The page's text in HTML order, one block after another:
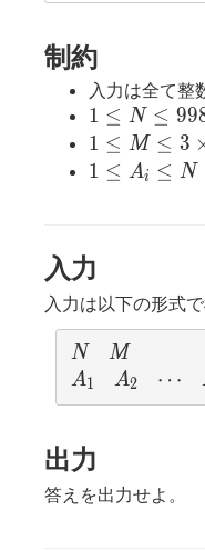
制約
入力は全て整
1 \le N \le
998244352
1 ≤ N ≤ 99
1 \le
M \le
1 ≤ M ≤ 3
1
N
1 ≤ Ai ≤ N
入力
入力は以下の形式
N
N M
M
A_1
A1 A_2
A2 ⋯
出力
答えを出力せよ。